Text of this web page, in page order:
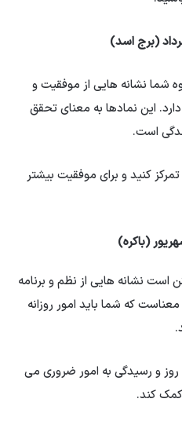
شما نشانه هایی از موفقیت و
این نمادها به معنای تحقق
است.
کنید و برای موفقیت بیشتر
است نشانه هایی از نظم و برنامه
که شما باید امور روزانه
روز و رسیدگی به امور ضروری می
کمک کند.